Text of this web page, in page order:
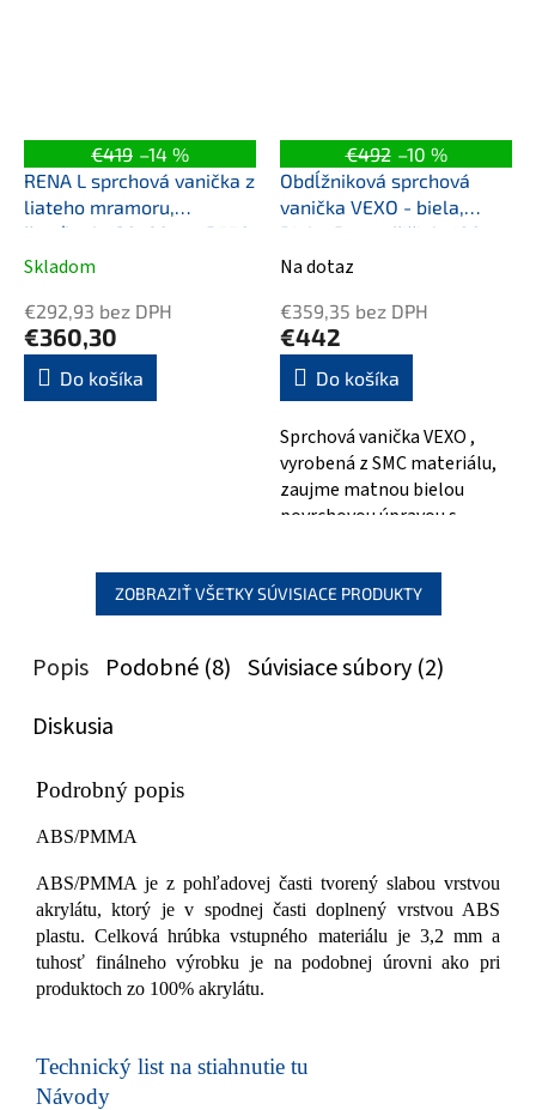
€419 –14 %
RENA L sprchová vanička z
liateho mramoru,
štvrťkruh 120x90cm, R550,
ľavá, bie
Skladom
€292,93 bez DPH
€360,30
Do košíka
€492 –10 %
Obdĺžniková sprchová
vanička VEXO - biela,
Biela, Bez nožičiek, 180
cm, 90 cm
Na dotaz
€359,35 bez DPH
€442
Do košíka
Sprchová vanička VEXO ,
vyrobená z SMC materiálu,
zaujme matnou bielou
povrchovou úpravou s
imitujúcou prírodný kameň...
ZOBRAZIŤ VŠETKY SÚVISIACE PRODUKTY
Popis Podobné (8) Súvisiace súbory (2)
Diskusia
Podrobný popis
ABS/PMMA
ABS/PMMA je z pohľadovej časti tvorený slabou vrstvou
akrylátu, ktorý je v spodnej časti doplnený vrstvou ABS
plastu. Celková hrúbka vstupného materiálu je 3,2 mm a
tuhosť finálneho výrobku je na podobnej úrovni ako pri
produktoch zo 100% akrylátu.
Technický list na stiahnutie tu
Návody